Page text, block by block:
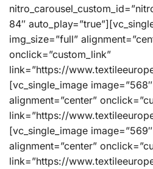
84″
img_size=”full”
onclick=”custom_link”
link=”https://
[vc_single_image
alignment=”center”
link=”https://
[vc_single_image
alignment=”center”
link=”https://